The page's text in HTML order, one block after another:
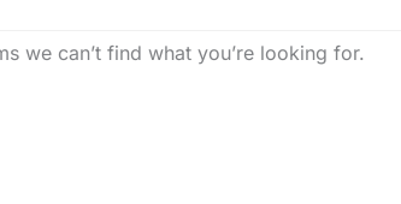
we can’t find what you’re looking for.